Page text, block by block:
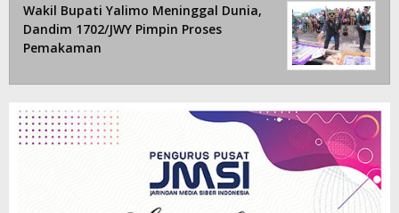
Wakil Bupati Yalimo Meninggal Dunia,
Dandim 1702/JWY Pimpin Proses
Pemakaman